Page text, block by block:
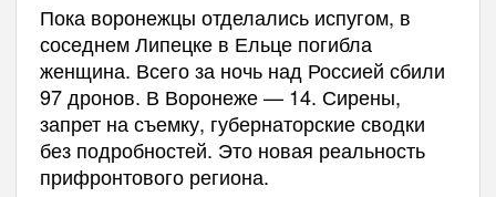
Пока воронежцы отделались испугом, в
соседнем Липецке в Ельце погибла
женщина. Всего за ночь над Россией сбили
97 дронов. В Воронеже — 14. Сирены,
запрет на съемку, губернаторские сводки
без подробностей. Это новая реальность
прифронтового региона.